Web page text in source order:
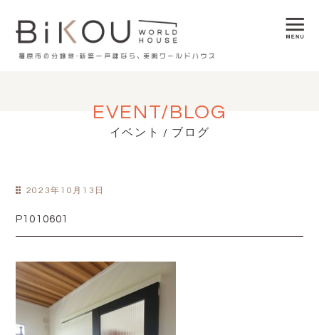
EVENT/BLOG
イベント / ブログ
2023年10月13日
P1010601